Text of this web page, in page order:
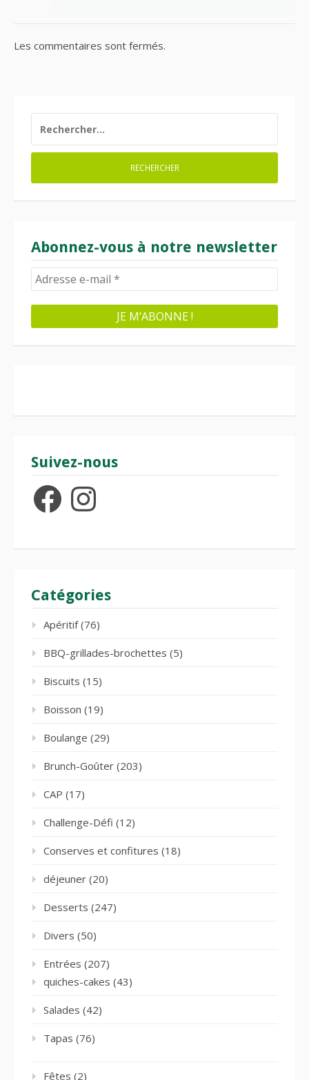
Les commentaires sont fermés.
Abonnez-vous à notre newsletter
Suivez-nous
FacebookInstagram
Catégories
Apéritif(76)
BBQ-grillades-brochettes (5)
Biscuits (15)
Boisson (19)
Boulange (29)
Brunch-Goûter (203)
CAP (17)
Challenge-Défi (12)
Conserves et confitures (18)
déjeuner (20)
Desserts (247)
Divers (50)
Entrées (207)
quiches-cakes (43)
Salades (42)
Tapas (76)
Fêtes (2)